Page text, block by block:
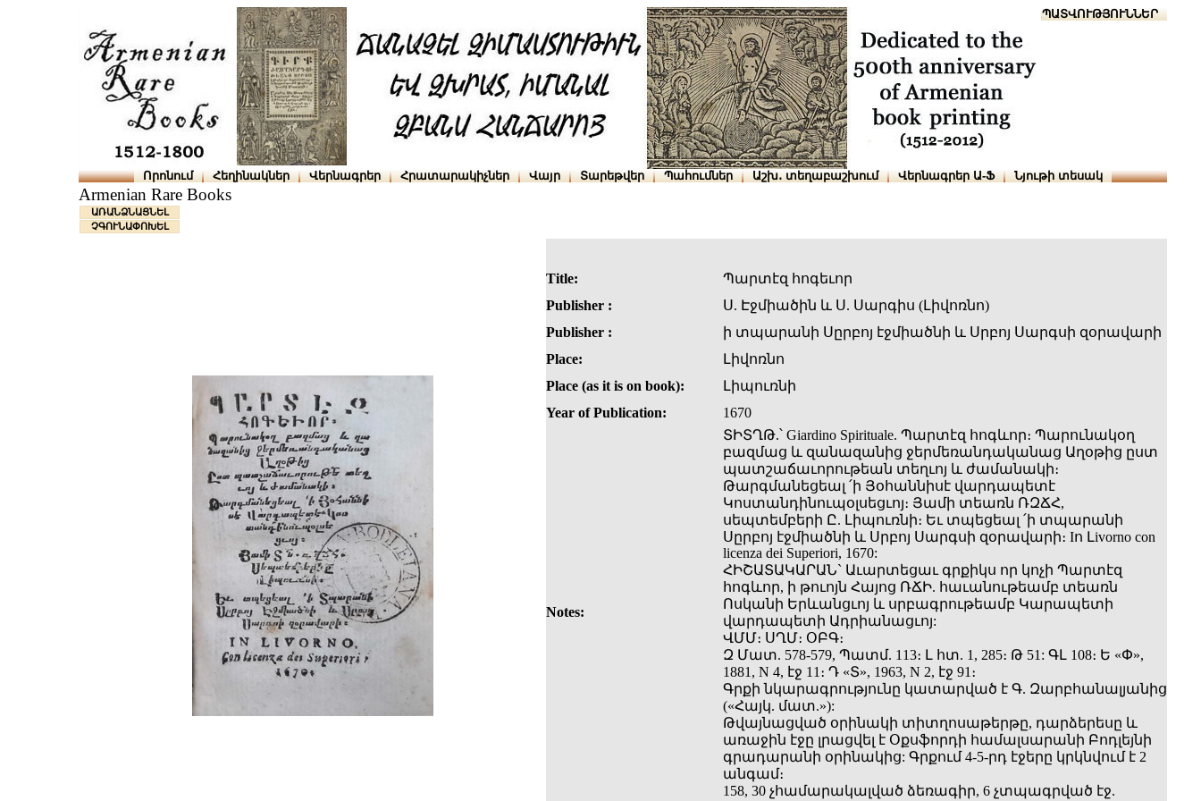
ՆԱԽԱՊԱՏՎՈՒԹՅՈՒՆՆԵՐ
Որոնում Հեղինակներ Վերնագրեր Հրատարակիչներ Վայր Տարեթվեր Պահումներ Աշխ․ տեղաբաշխում Վերնագրեր Ա-Ֆ Նյութի տեսակ
Armenian Rare Books
ԱՌԱՆՁՆԱՑՆԵԼ
ՉԳՈՒՆԱՓՈԽԵԼ
Title:
Պարտէզ հոգեւոր
Publisher :
Ս. Էջմիածին և Ս. Սարգիս (Լիվոռնո)
Publisher :
ի տպարանի Սըրբոյ էջմիածնի և Սրբոյ Սարգսի զօրավարի
Place:
Լիվոռնո
Place (as it is on book):
Լիպուռնի
Year of Publication:
1670
Notes:
ՏԻՏՂԹ.՝ Giardino Spirituale. Պարտէզ հոգևոր։ Պարունակօղ
բազմաց և զանազանից ջերմեռանդականաց Աղօթից ըստ
պատշաճաւորութեան տեղւոյ և ժամանակի։
Թարգմանեցեալ ՛ի Յօհաննիսէ վարդապետէ
Կոստանդինուպօլսեցւոյ։ Յամի տեառն ՌԶՃՀ,
սեպտեմբերի Ը. Լիպուռնի։ Եւ տպեցեալ ՛ի տպարանի
Սըրբոյ էջմիածնի և Սրբոյ Սարգսի զօրավարի։ Iո Լivorno con
licenza dei Superiori, 1670:
ՀԻՇԱՏԱԿԱՐԱՆ` Աւարտեցաւ գրքիկս որ կոչի Պարտէզ
հոգևոր, ի թուոյն Հայոց ՌՃԻ. հաւանութեամբ տեառն
Ոսկանի Երևանցւոյ և սրբագրութեամբ Կարապետի
վարդապետի Ադրիանացւոյ:
ՎՄՄ։ ՍՂՄ։ ՕԲԳ։
Զ Մատ. 578-579, Պատմ. 113։ Լ հտ. 1, 285։ Թ 51: ԳԼ 108։ Ե «Փ»,
1881, N 4, էջ 11։ Դ «Տ», 1963, N 2, էջ 91։
Գրքի նկարագրությունը կատարված է Գ. Զարբհանալյանից
(«Հայկ. մատ.»):
Թվայնացված օրինակի տիտղոսաթերթը, դարձերեսը և
առաջին էջը լրացվել է Օքսֆորդի համալսարանի Բոդլեյնի
գրադարանի օրինակից: Գրքում 4-5-րդ էջերը կրկնվում է 2
անգամ։
158, 30 չհամարակալված ձեռագիր, 6 չտպագրված էջ.